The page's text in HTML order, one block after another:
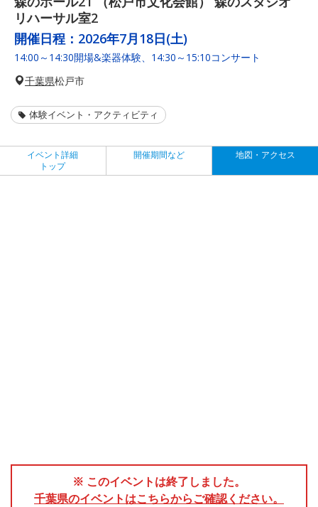
リハーサル室2
開催日程： 2026年7月18日(土)
14:00～14:30開場&楽器体験、14:30～15:10コンサート
千葉県松戸市
体験イベント・アクティビティ
イベント詳細
トップ
開催期間など 地図・アクセス
※ このイベントは終了しました。
千葉県のイベントはこちらからご確認ください。